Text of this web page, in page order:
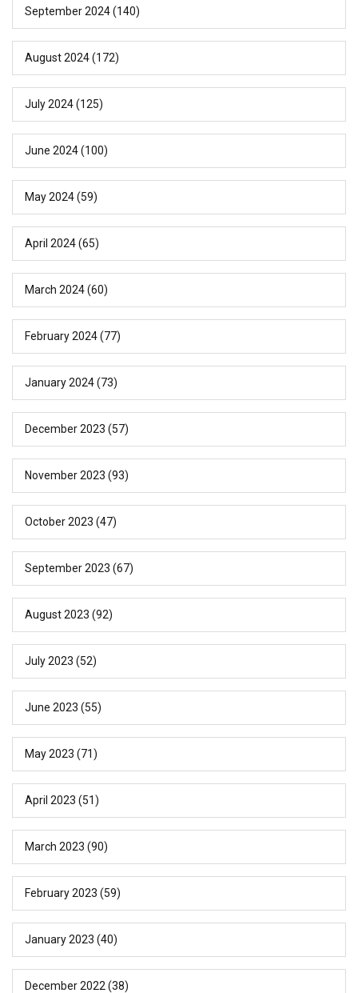
September 2024(140)
August 2024(172)
July 2024(125)
June 2024(100)
May 2024(59)
April 2024(65)
March 2024(60)
February 2024(77)
January 2024(73)
December 2023 (57)
November 2023 (93)
October 2023 (47)
September 2023 (67)
August 2023 (92)
July 2023 (52)
June 2023 (55)
May 2023 (71)
April 2023 (51)
March 2023 (90)
February 2023 (59)
January 2023 (40)
December 2022 (38)